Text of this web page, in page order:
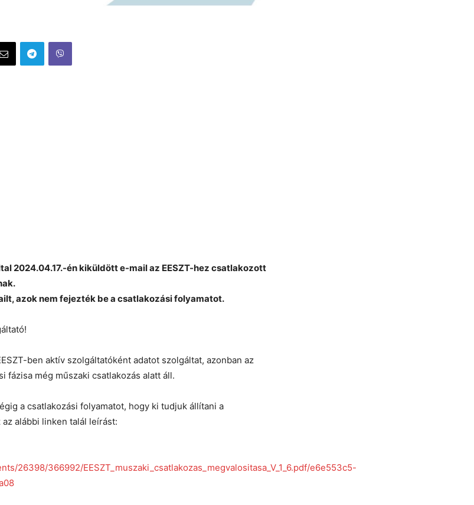
2024.04.17.-én kiküldött e-mail az EESZT-hez csatlakozott
azok nem fejezték be a csatlakozási folyamatot.
ben aktív szolgáltatóként adatot szolgáltat, azonban az
fázisa még műszaki csatlakozás alatt áll.
a csatlakozási folyamatot, hogy ki tudjuk állítani a
alábbi linken talál leírást:
26398/366992/EESZT_muszaki_csatlakozas_megvalositasa_V_1_6.pdf/e6e553c5-